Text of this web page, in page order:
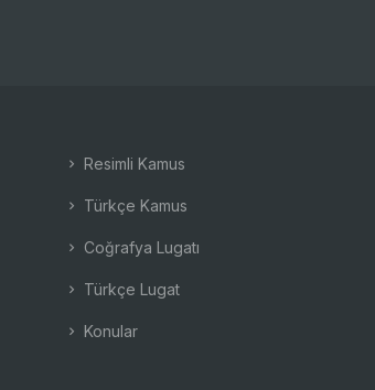
Resimli Kamus
Türkçe Kamus
Coğrafya Lugatı
Türkçe Lugat
Konular